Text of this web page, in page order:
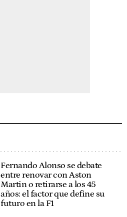
Fernando Alonso se debate
entre renovar con Aston
Martin o retirarse a los 45
años: el factor que define su
futuro en la F1